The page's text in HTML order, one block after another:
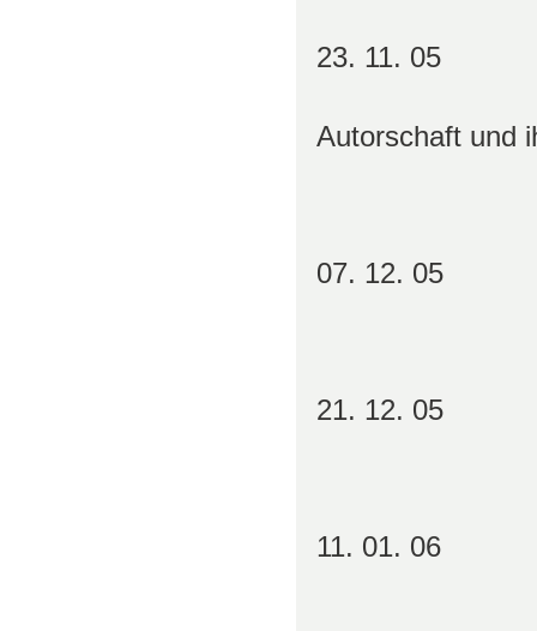
23. 11. 05
Autorschaft und
07. 12. 05
21. 12. 05
11. 01. 06